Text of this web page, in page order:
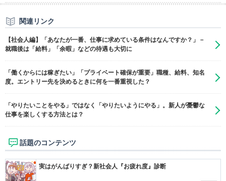
関連リンク
【社会人編】「あなたが一番、仕事に求めている条件はなんですか？」－
就職後は「給料」「余暇」などの待遇も大切に
「働くからには稼ぎたい」「プライベート確保が重要」職種、給料、知名
度。エントリー先を決めるときに何を一番重視した？
「やりたいことをやる」ではなく「やりたいようにやる」。新人が憂鬱な
仕事を楽しくする方法とは？
話題のコンテンツ
実はがんばりすぎ？新社会人『お疲れ度』診断